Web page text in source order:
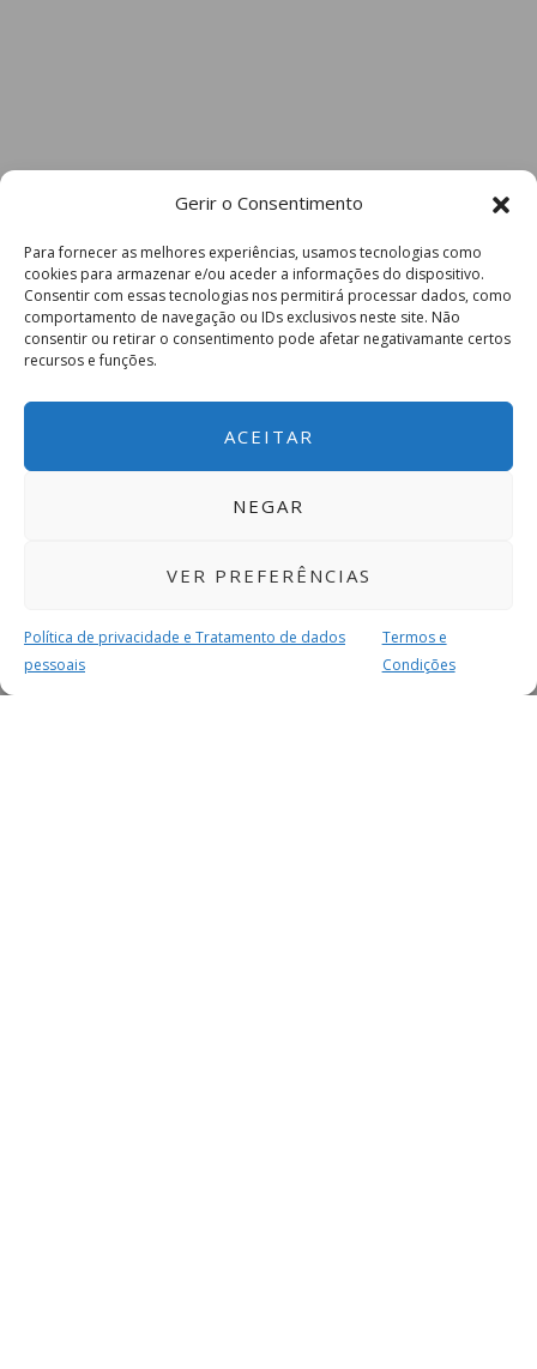
Gerir o Consentimento
Para fornecer as melhores experiências, usamos tecnologias como
cookies para armazenar e/ou aceder a informações do dispositivo.
Consentir com essas tecnologias nos permitirá processar dados, como
comportamento de navegação ou IDs exclusivos neste site. Não
consentir ou retirar o consentimento pode afetar negativamante certos
recursos e funções.
ACEITAR
NEGAR
VER PREFERÊNCIAS
Política de privacidade e Tratamento de dados
pessoais
Termos e
Condições